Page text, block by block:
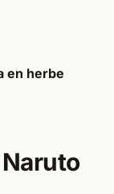
en herbe